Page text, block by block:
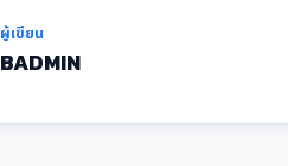
ผู้เขียน
BADMIN